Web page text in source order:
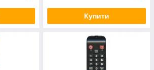
Купити